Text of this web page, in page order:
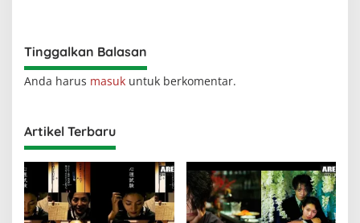
Tinggalkan Balasan
Anda harus masuk untuk berkomentar.
Artikel Terbaru